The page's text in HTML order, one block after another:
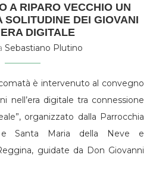
A RIPARO VECCHIO UN
SOLITUDINE DEI GIOVANI
DIGITALE
Sebastiano Plutino
è intervenuto al convegno
nell’era digitale tra connessione
organizzato dalla Parrocchia
Santa Maria della Neve e
guidate da Don Giovanni